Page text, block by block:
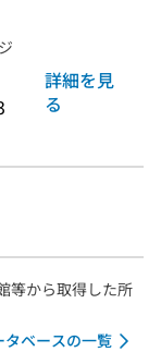
詳細を見
る
等から取得した所
ベースの一覧